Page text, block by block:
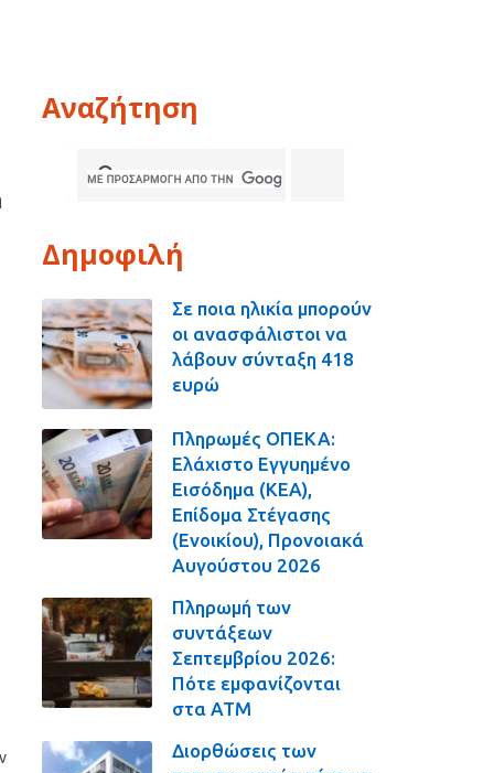
Αναζήτηση
Δημοφιλή
Σε ποια ηλικία μπορούν
οι ανασφάλιστοι να
λάβουν σύνταξη 418
ευρώ
Πληρωμές ΟΠΕΚΑ:
Ελάχιστο Εγγυημένο
Εισόδημα (ΚΕΑ),
Επίδομα Στέγασης
(Ενοικίου), Προνοιακά
Αυγούστου 2026
Πληρωμή των
συντάξεων
Σεπτεμβρίου 2026:
Πότε εμφανίζονται
στα ΑΤΜ
Διορθώσεις των